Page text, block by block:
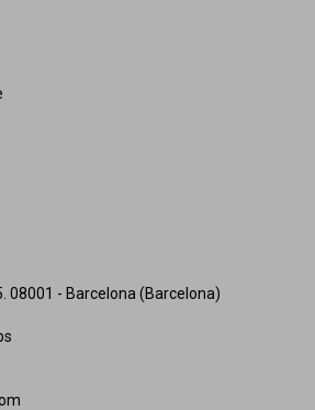
08001 - Barcelona (Barcelona)